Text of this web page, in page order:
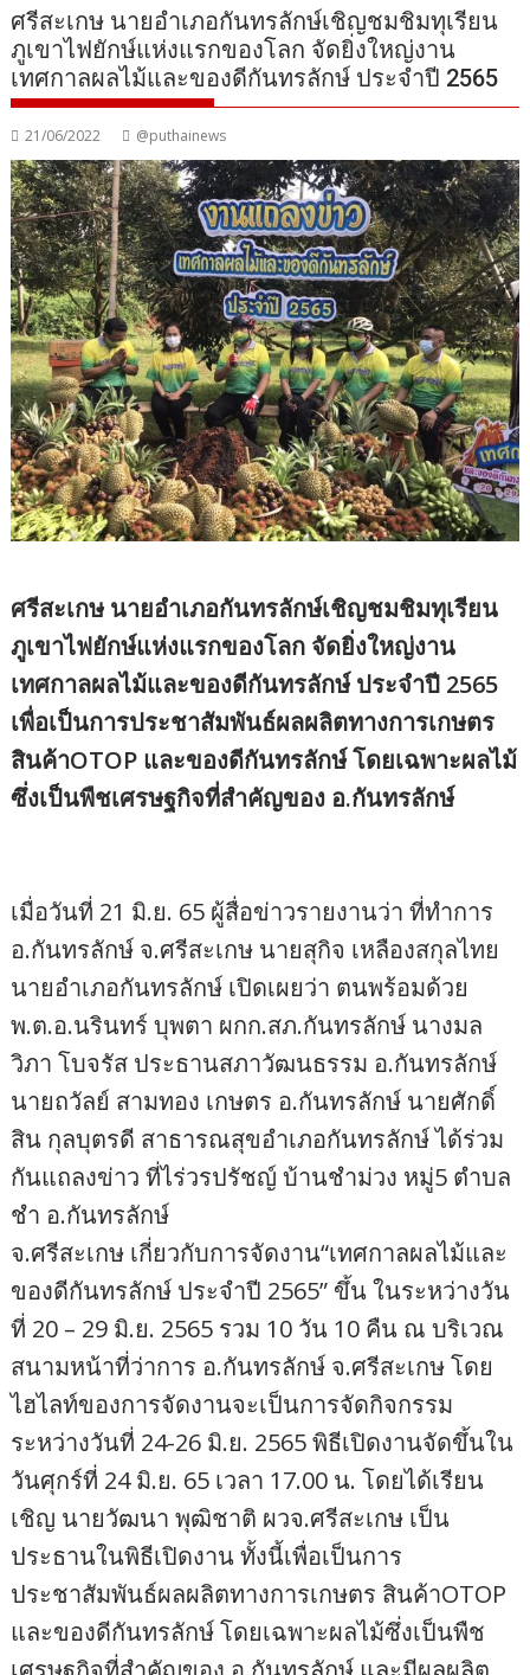
ศรีสะเกษ นายอำเภอกันทรลักษ์เชิญชมชิมทุเรียน
ภูเขาไฟยักษ์แห่งแรกของโลก จัดยิ่งใหญ่งาน
เทศกาลผลไม้และของดีกันทรลักษ์ ประจำปี 2565
21/06/2022 @puthainews
ศรีสะเกษ นายอำเภอกันทรลักษ์เชิญชมชิมทุเรียน
ภูเขาไฟยักษ์แห่งแรกของโลก จัดยิ่งใหญ่งาน
เทศกาลผลไม้และของดีกันทรลักษ์ ประจำปี 2565
เพื่อเป็นการประชาสัมพันธ์ผลผลิตทางการเกษตร
สินค้าOTOP และของดีกันทรลักษ์ โดยเฉพาะผลไม้
ซึ่งเป็นพืชเศรษฐกิจที่สำคัญของ อ.กันทรลักษ์
เมื่อวันที่ 21 มิ.ย. 65 ผู้สื่อข่าวรายงานว่า ที่ทำการ
อ.กันทรลักษ์ จ.ศรีสะเกษ นายสุกิจ เหลืองสกุลไทย
นายอำเภอกันทรลักษ์ เปิดเผยว่า ตนพร้อมด้วย
พ.ต.อ.นรินทร์ บุพตา ผกก.สภ.กันทรลักษ์ นางมล
วิภา โบจรัส ประธานสภาวัฒนธรรม อ.กันทรลักษ์
นายถวัลย์ สามทอง เกษตร อ.กันทรลักษ์ นายศักดิ์
สิน กุลบุตรดี สาธารณสุขอำเภอกันทรลักษ์ ได้ร่วม
กันแถลงข่าว ที่ไร่วรปรัชญ์ บ้านชำม่วง หมู่5 ตำบล
ชำ อ.กันทรลักษ์
จ.ศรีสะเกษ เกี่ยวกับการจัดงาน“เทศกาลผลไม้และ
ของดีกันทรลักษ์ ประจำปี 2565” ขึ้น ในระหว่างวัน
ที่ 20 – 29 มิ.ย. 2565 รวม 10 วัน 10 คืน ณ บริเวณ
สนามหน้าที่ว่าการ อ.กันทรลักษ์ จ.ศรีสะเกษ โดย
ไฮไลท์ของการจัดงานจะเป็นการจัดกิจกรรม
ระหว่างวันที่ 24-26 มิ.ย. 2565 พิธีเปิดงานจัดขึ้นใน
วันศุกร์ที่ 24 มิ.ย. 65 เวลา 17.00 น. โดยได้เรียน
เชิญ นายวัฒนา พุฒิชาติ ผวจ.ศรีสะเกษ เป็น
ประธานในพิธีเปิดงาน ทั้งนี้เพื่อเป็นการ
ประชาสัมพันธ์ผลผลิตทางการเกษตร สินค้าOTOP
และของดีกันทรลักษ์ โดยเฉพาะผลไม้ซึ่งเป็นพืช